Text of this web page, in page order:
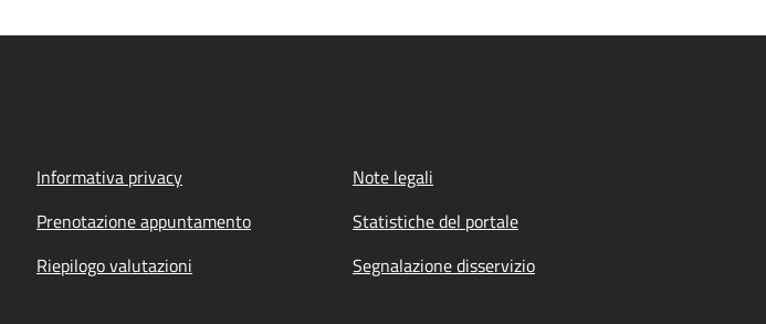
Informativa privacy
Note legali
Prenotazione appuntamento
Statistiche del portale
Riepilogo valutazioni
Segnalazione disservizio